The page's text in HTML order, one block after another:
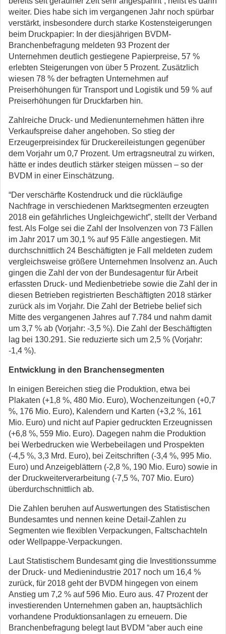
weiter. Dies habe sich im vergangenen Jahr noch spürbar
verstärkt, insbesondere durch starke Kostensteigerungen
beim Druckpapier: In der diesjährigen BVDM-
Branchenbefragung meldeten 93 Prozent der
Unternehmen deutlich gestiegene Papierpreise, 57 %
erlebten Steigerungen von über 5 Prozent. Zusätzlich
wiesen 78 % der befragten Unternehmen auf
Preiserhöhungen für Transport und Logistik und 59 % auf
Preiserhöhungen für Druckfarben hin.
Zahlreiche Druck- und Medienunternehmen hätten ihre
Verkaufspreise daher angehoben. So stieg der
Erzeugerpreisindex für Druckereileistungen gegenüber
dem Vorjahr um 0,7 Prozent. Um ertragsneutral zu wirken,
hätte er indes deutlich stärker steigen müssen – so der
BVDM in einer Einschätzung.
“Der verschärfte Kostendruck und die rückläufige
Nachfrage in verschiedenen Marktsegmenten erzeugten
2018 ein gefährliches Ungleichgewicht”, stellt der Verband
fest. Als Folge sei die Zahl der Insolvenzen von 73 Fällen
im Jahr 2017 um 30,1 % auf 95 Fälle angestiegen. Mit
durchschnittlich 24 Beschäftigten je Fall meldeten zudem
vergleichsweise größere Unternehmen Insolvenz an. Auch
gingen die Zahl der von der Bundesagentur für Arbeit
erfassten Druck- und Medienbetriebe sowie die Zahl der in
diesen Betrieben registrierten Beschäftigten 2018 stärker
zurück als im Vorjahr. Die Zahl der Betriebe belief sich
Mitte des vergangenen Jahres auf 7.784 und nahm damit
um 3,7 % ab (Vorjahr: -3,5 %). Die Zahl der Beschäftigten
lag bei 130.291. Sie reduzierte sich um 2,5 % (Vorjahr:
-1,4 %).
Entwicklung in den Branchensegmenten
In einigen Bereichen stieg die Produktion, etwa bei
Plakaten (+1,8 %, 480 Mio. Euro), Wochenzeitungen (+0,7
%, 176 Mio. Euro), Kalendern und Karten (+3,2 %, 161
Mio. Euro) und nicht auf Papier gedruckten Erzeugnissen
(+6,8 %, 559 Mio. Euro). Dagegen nahm die Produktion
bei Werbedrucken wie Werbebeilagen und Prospekten
(-4,5 %, 3,3 Mrd. Euro), bei Zeitschriften (-3,4 %, 995 Mio.
Euro) und Anzeigeblättern (-2,8 %, 190 Mio. Euro) sowie in
der Druckweiterverarbeitung (-7,5 %, 707 Mio. Euro)
überdurchschnittlich ab.
Die Zahlen beruhen auf Auswertungen des Statistischen
Bundesamtes und nennen keine Detail-Zahlen zu
Segmenten wie flexiblen Verpackungen, Faltschachteln
oder Wellpappe-Verpackungen.
Laut Statistischem Bundesamt ging die Investitionssumme
der Druck- und Medienindustrie 2017 noch um 16,4 %
zurück, für 2018 geht der BVDM hingegen von einem
Anstieg um 7,2 % auf 596 Mio. Euro aus. 47 Prozent der
investierenden Unternehmen gaben an, hauptsächlich
vorhandene Produktionsanlagen zu erneuern. Die
Branchenbefragung belegt laut BVDM “aber auch eine